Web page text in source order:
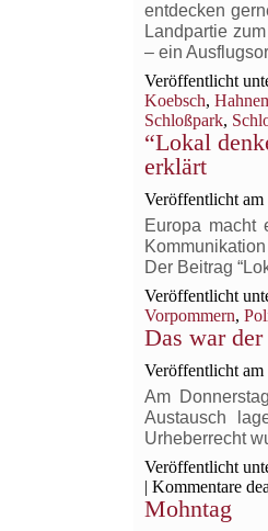
entdecken
Landpartie
– ein
Veröffentlicht
Koebsch,
Schloßpark,
“Lokal
erklärt
Veröffentlicht am
Europa macht
Der Beitrag
Veröffentlicht
Vorpommern,
Das war
Veröffentlicht am
Am
Austausch
Urheberrecht
Veröffentlicht
| Kommentare
Mohntag